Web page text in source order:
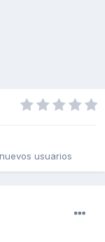
usuarios